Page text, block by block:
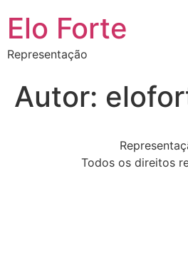
Elo Forte
Representação
Autor:
Todos os direitos